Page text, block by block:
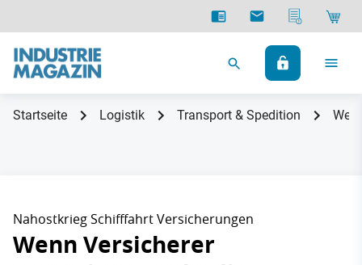
Startseite Logistik Transport & Spedition
Nahostkrieg Schifffahrt Versicherungen
Wenn Versicherer